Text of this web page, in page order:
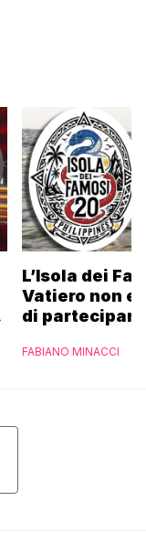
L’Isola dei
Vatiero non
di
FABIANO MINACCI